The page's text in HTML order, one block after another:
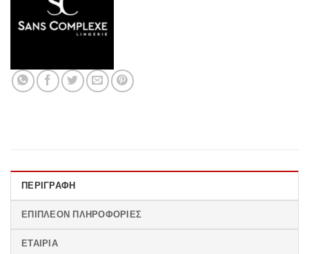
ΠΕΡΙΓΡΑΦΉ
ΕΠΙΠΛΈΟΝ ΠΛΗΡΟΦΟΡΊΕΣ
ΕΤΑΙΡΊΑ